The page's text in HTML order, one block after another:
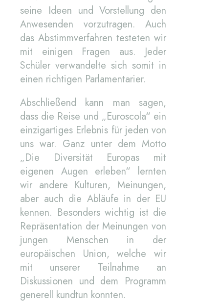
seine Ideen und Vorstellung den
Anwesenden vorzutragen. Auch
das Abstimmverfahren testeten wir
mit einigen Fragen aus. Jeder
Schüler verwandelte sich somit in
einen richtigen Parlamentarier.
Abschließend kann man sagen,
dass die Reise und „Euroscola“ ein
einzigartiges Erlebnis für jeden von
uns war. Ganz unter dem Motto
„Die Diversität Europas mit
eigenen Augen erleben“ lernten
wir andere Kulturen, Meinungen,
aber auch die Abläufe in der EU
kennen. Besonders wichtig ist die
Repräsentation der Meinungen von
jungen Menschen in der
europäischen Union, welche wir
mit unserer Teilnahme an
Diskussionen und dem Programm
generell kundtun konnten.